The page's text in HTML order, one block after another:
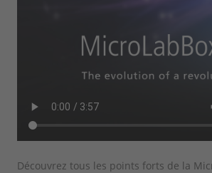
Découvrez tous les points forts de la